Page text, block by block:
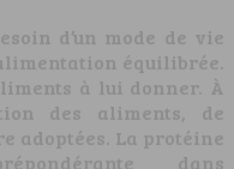
d’un mode de vie
équilibrée.
à lui donner. À
des aliments, de
adoptées. La protéine
dans